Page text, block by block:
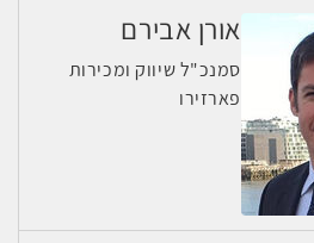
אורן אבירם
סמנכ"ל שיווק ומכירות
פארזירו